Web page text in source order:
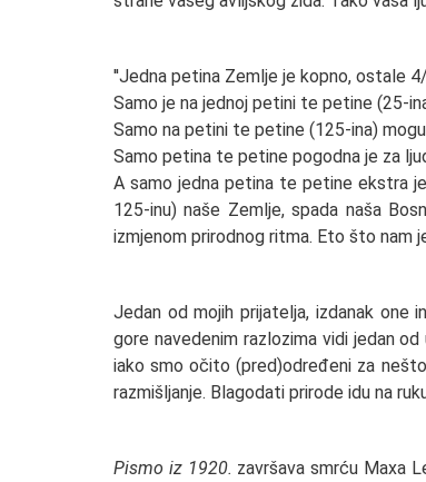
''Jedna petina Zemlje je kopno, ostale
Samo je na jednoj petini te petine (25-
Samo na petini te petine (125-ina)
Samo petina te petine pogodna je za
A samo jedna petina te petine ekstra
125-inu) naše Zemlje, spada naša
izmjenom prirodnog ritma. Eto što nam
Jedan od mojih prijatelja, izdanak one
gore navedenim razlozima vidi jedan
iako smo očito (pred)određeni za
razmišljanje. Blagodati prirode idu na
Pismo iz 1920. završava smrću Maxa